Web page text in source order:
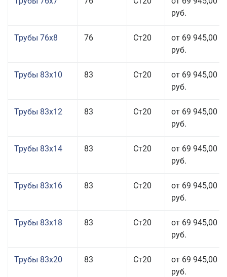
руб.
Трубы 76x8 76 Ст20
от 69 945,00
руб.
Трубы 83x10 83 Ст20
от 69 945,00
руб.
Трубы 83x12 83 Ст20
от 69 945,00
руб.
Трубы 83x14 83 Ст20
от 69 945,00
руб.
Трубы 83x16 83 Ст20
от 69 945,00
руб.
Трубы 83x18 83 Ст20
от 69 945,00
руб.
Трубы 83x20 83 Ст20
от 69 945,00
руб.